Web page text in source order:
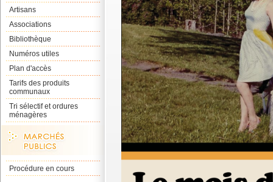
Artisans
Associations
Bibliothèque
Numéros utiles
Plan d'accès
Tarifs des produits
communaux
Tri sélectif et ordures
ménagères
Procédure en cours